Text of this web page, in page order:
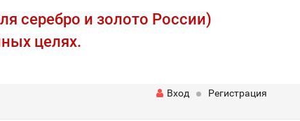
серебро и золото России)
целях.
Вход Регистрация